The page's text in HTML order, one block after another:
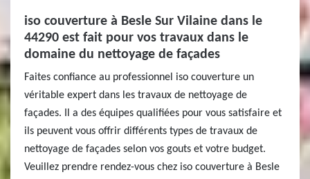
iso couverture à Besle Sur Vilaine dans le
44290 est fait pour vos travaux dans le
domaine du nettoyage de façades
Faites confiance au professionnel iso couverture un
véritable expert dans les travaux de nettoyage de
façades. Il a des équipes qualifiées pour vous satisfaire et
ils peuvent vous offrir différents types de travaux de
nettoyage de façades selon vos gouts et votre budget.
Veuillez prendre rendez-vous chez iso couverture à Besle